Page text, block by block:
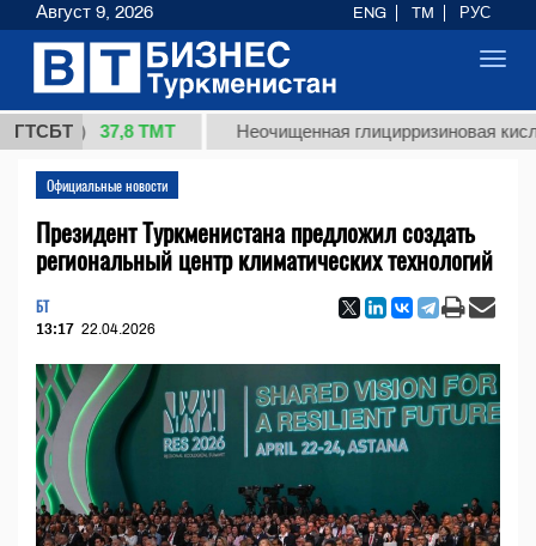
ГТСБТ
37,8 ТМТ Неочищенная глицирризиновая кислота
Официальные новости
Президент Туркменистана предложил создать
региональный центр климатических технологий
БТ
13:17 22.04.2026
Август 9, 2026 ENG TM РУС